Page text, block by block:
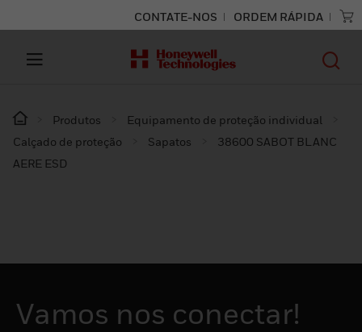
CONTATE-NOS ORDEM RÁPIDA
Produtos
Equipamento de proteção individual
Calçado de proteção
Sapatos
38600 SABOT BLANC
AERE ESD
Vamos nos conectar!